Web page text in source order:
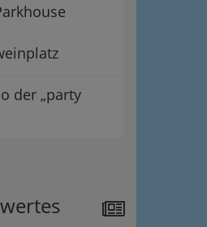
der „party